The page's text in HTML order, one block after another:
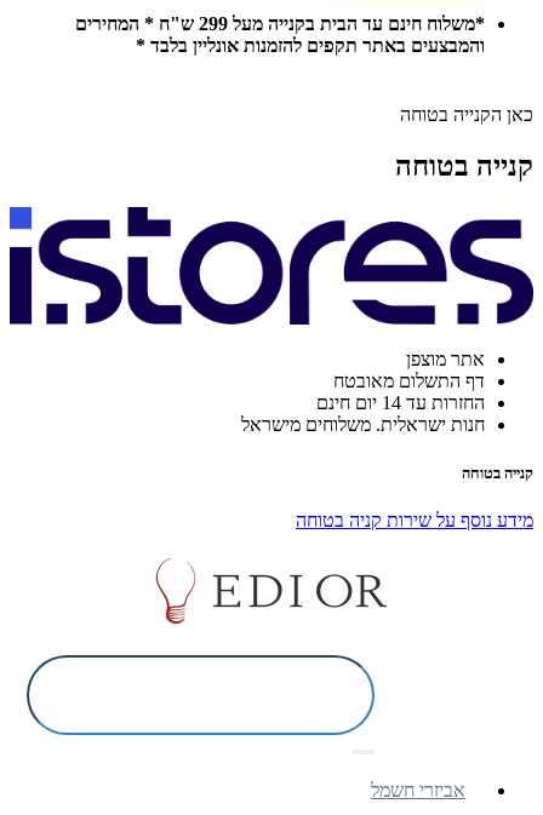
*משלוח חינם עד הבית בקנייה מעל 299 ש"ח * המחירים
והמבצעים באתר תקפים להזמנות אונליין בלבד *
כאן הקנייה בטוחה
קנייה בטוחה
אתר מוצפן
דף התשלום מאובטח
החזרות עד 14 יום חינם
חנות ישראלית. משלוחים מישראל
קנייה בטוחה
מידע נוסף על שירות קניה בטוחה
אביזרי חשמל